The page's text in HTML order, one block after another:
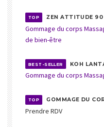
TOP ZEN ATTITUDE 90
Gommage du corps
de bien-être
BEST-SELLER KOH
Gommage du corps
TOP GOMMAGE DU
Prendre RDV